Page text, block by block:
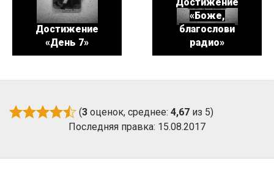
Достижение
«День 7»
«Боже,
благослови
радио»
(3 оценок, среднее: 4,67 из 5)
Последняя правка: 15.08.2017